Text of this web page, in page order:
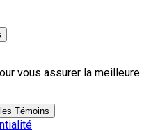
vous assurer la meilleure
Témoins